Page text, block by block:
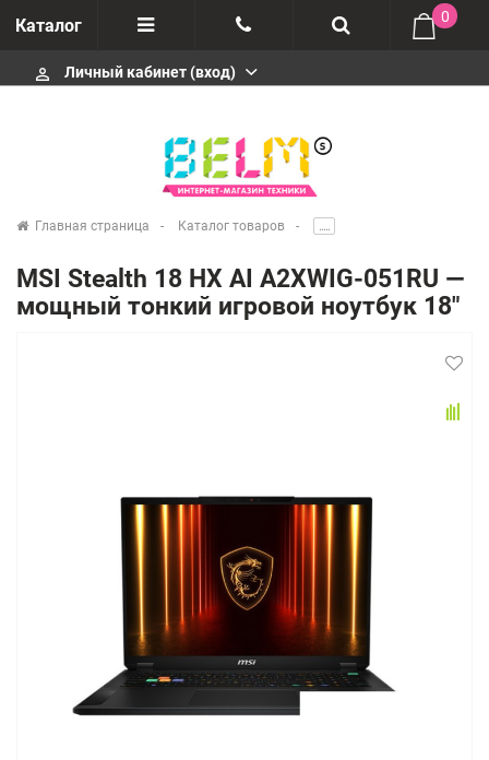
Каталог
Отзывы
Сервисные центры
+74952666992
0
perm_identity Личный кабинет (вход)
Главная страница Каталог товаров .....
MSI Stealth 18 HX AI A2XWIG-051RU —
мощный тонкий игровой ноутбук 18"